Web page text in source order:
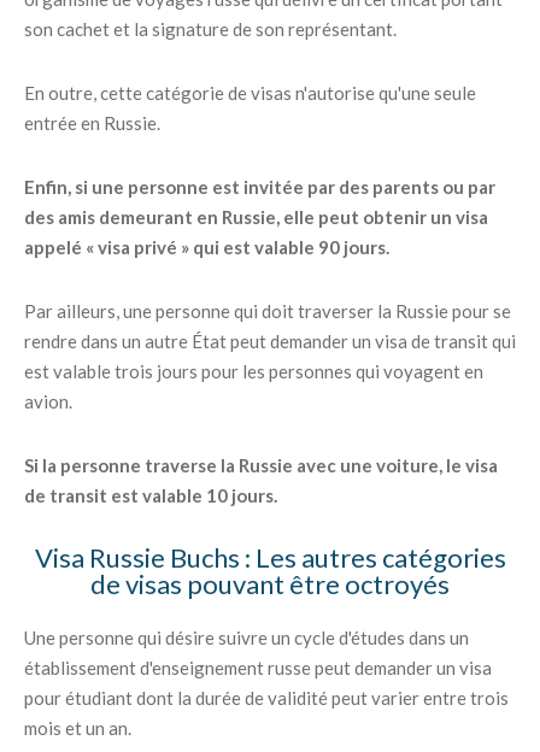
son cachet et la signature de son représentant.
En outre, cette catégorie de visas n'autorise qu'une seule
entrée en Russie.
Enfin, si une personne est invitée par des parents ou par
des amis demeurant en Russie, elle peut obtenir un visa
appelé « visa privé » qui est valable 90 jours.
Par ailleurs, une personne qui doit traverser la Russie pour se
rendre dans un autre État peut demander un visa de transit qui
est valable trois jours pour les personnes qui voyagent en
avion.
Si la personne traverse la Russie avec une voiture, le visa
de transit est valable 10 jours.
Visa Russie Buchs : Les autres catégories
de visas pouvant être octroyés
Une personne qui désire suivre un cycle d'études dans un
établissement d'enseignement russe peut demander un visa
pour étudiant dont la durée de validité peut varier entre trois
mois et un an.